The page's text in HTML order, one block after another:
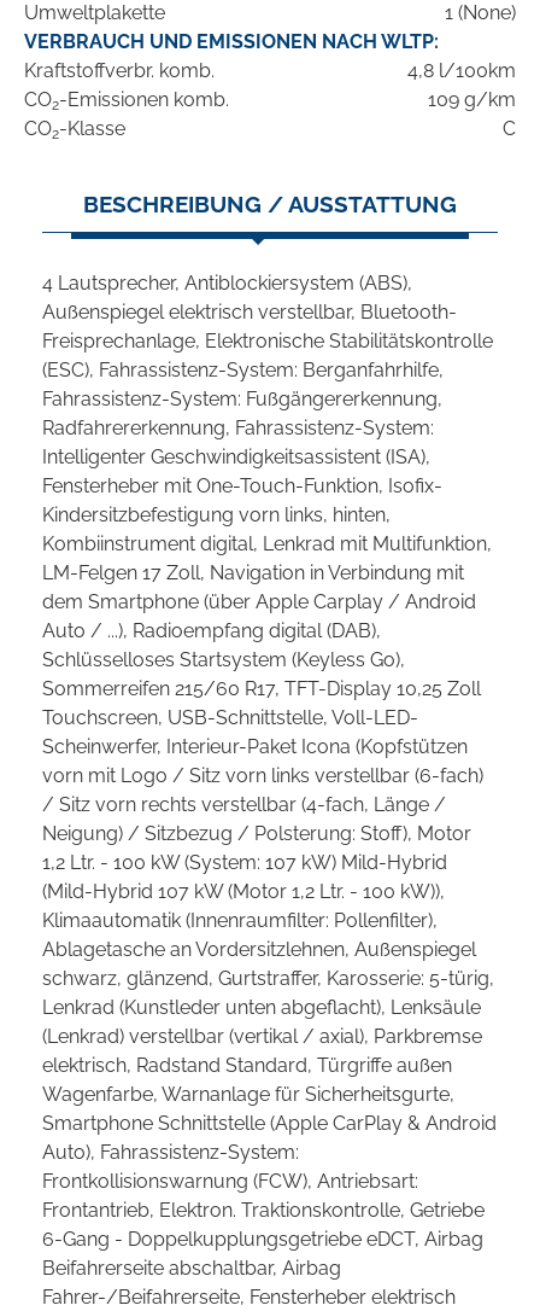
Umweltplakette
1 (None)
VERBRAUCH UND EMISSIONEN NACH WLTP:
Kraftstoffverbr. komb.
4,8 l/100km
CO2-Emissionen komb.
109 g/km
CO2-Klasse C
BESCHREIBUNG / AUSSTATTUNG
4 Lautsprecher, Antiblockiersystem (ABS),
Außenspiegel elektrisch verstellbar, Bluetooth-
Freisprechanlage, Elektronische Stabilitätskontrolle
(ESC), Fahrassistenz-System: Berganfahrhilfe,
Fahrassistenz-System: Fußgängererkennung,
Radfahrererkennung, Fahrassistenz-System:
Intelligenter Geschwindigkeitsassistent (ISA),
Fensterheber mit One-Touch-Funktion, Isofix-
Kindersitzbefestigung vorn links, hinten,
Kombiinstrument digital, Lenkrad mit Multifunktion,
LM-Felgen 17 Zoll, Navigation in Verbindung mit
dem Smartphone (über Apple Carplay / Android
Auto / ...), Radioempfang digital (DAB),
Schlüsselloses Startsystem (Keyless Go),
Sommerreifen 215/60 R17, TFT-Display 10,25 Zoll
Touchscreen, USB-Schnittstelle, Voll-LED-
Scheinwerfer, Interieur-Paket Icona (Kopfstützen
vorn mit Logo / Sitz vorn links verstellbar (6-fach)
/ Sitz vorn rechts verstellbar (4-fach, Länge /
Neigung) / Sitzbezug / Polsterung: Stoff), Motor
1,2 Ltr. - 100 kW (System: 107 kW) Mild-Hybrid
(Mild-Hybrid 107 kW (Motor 1,2 Ltr. - 100 kW)),
Klimaautomatik (Innenraumfilter: Pollenfilter),
Ablagetasche an Vordersitzlehnen, Außenspiegel
schwarz, glänzend, Gurtstraffer, Karosserie: 5-türig,
Lenkrad (Kunstleder unten abgeflacht), Lenksäule
(Lenkrad) verstellbar (vertikal / axial), Parkbremse
elektrisch, Radstand Standard, Türgriffe außen
Wagenfarbe, Warnanlage für Sicherheitsgurte,
Smartphone Schnittstelle (Apple CarPlay & Android
Auto), Fahrassistenz-System:
Frontkollisionswarnung (FCW), Antriebsart:
Frontantrieb, Elektron. Traktionskontrolle, Getriebe
6-Gang - Doppelkupplungsgetriebe eDCT, Airbag
Beifahrerseite abschaltbar, Airbag
Fahrer-/Beifahrerseite, Fensterheber elektrisch